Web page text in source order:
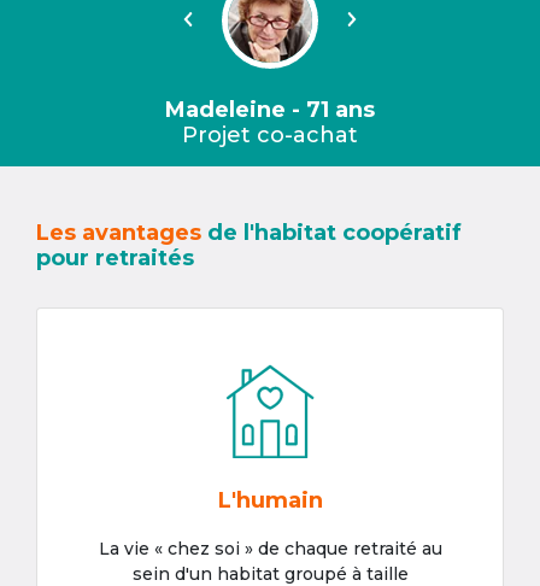
Précédent Suivant
Madeleine - 71 ans
Projet co-achat
Les avantages de l'habitat coopératif
pour retraités
L'humain
La vie « chez soi » de chaque retraité au
sein d'un habitat groupé à taille